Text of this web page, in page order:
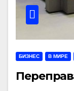
БИЗНЕС В МИРЕ